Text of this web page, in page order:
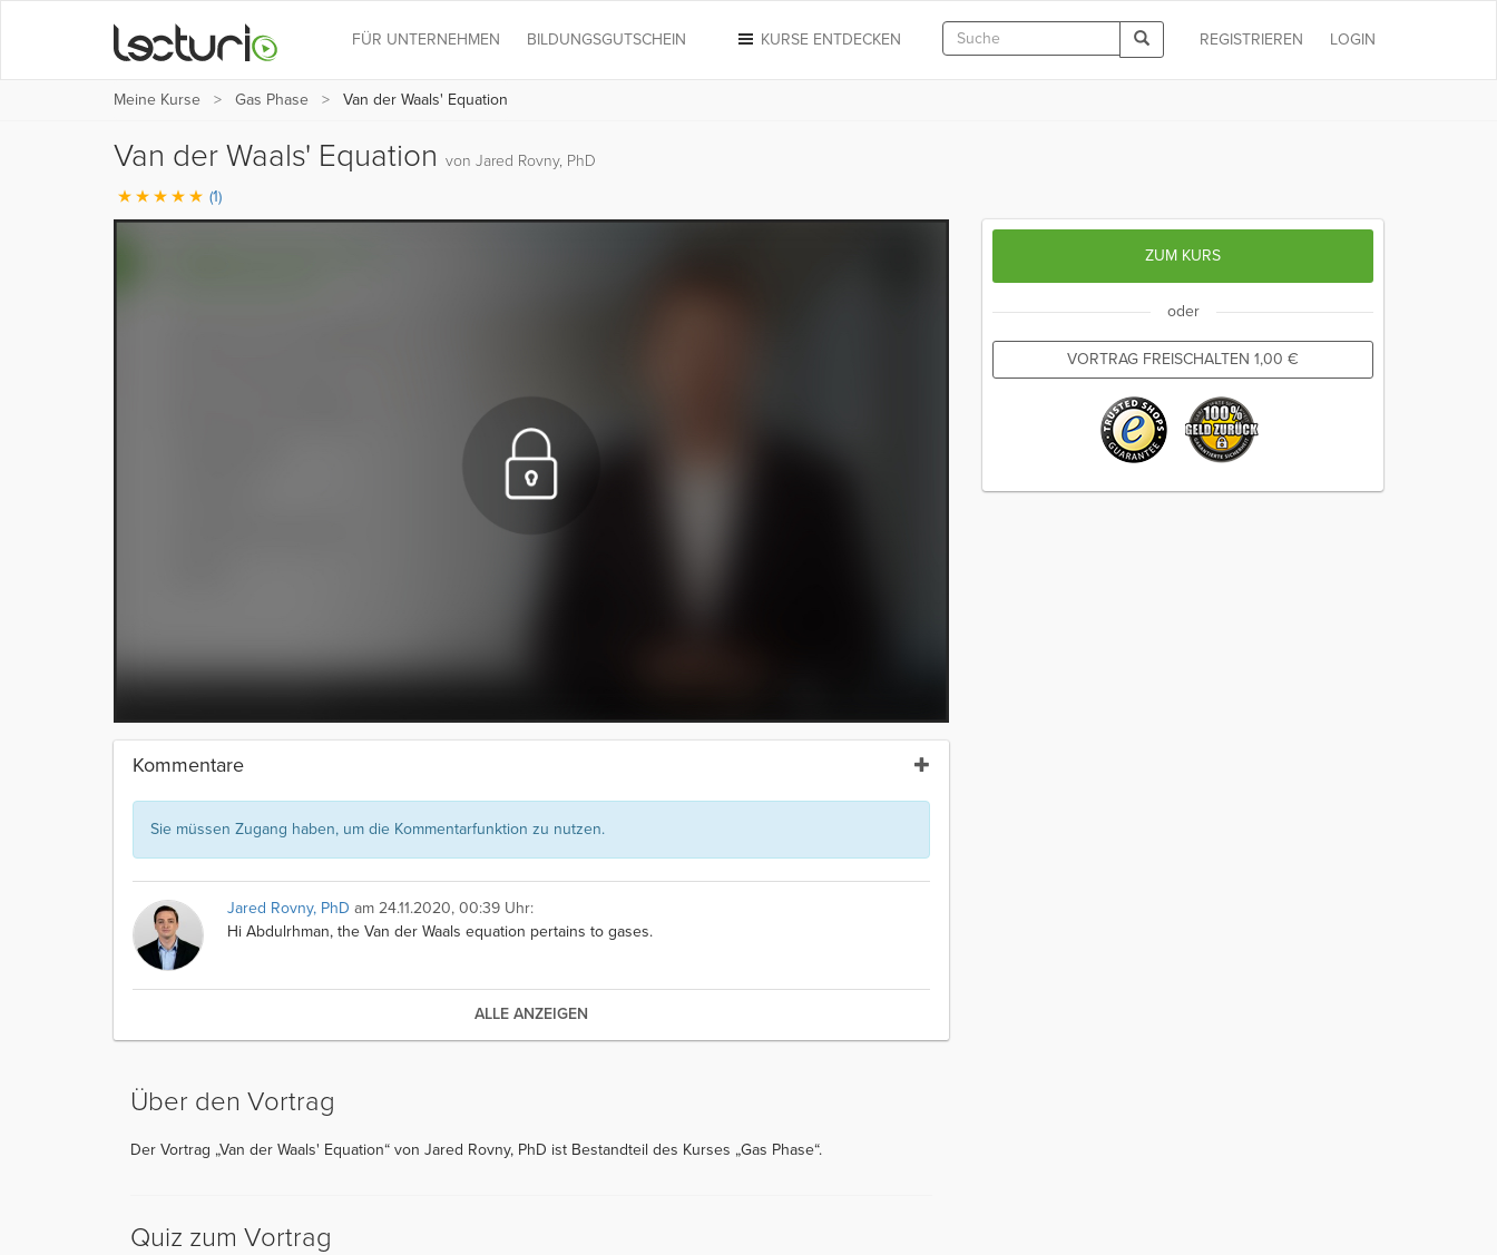
LOGIN
REGISTRIEREN
KURSE ENTDECKEN
FÜR UNTERNEHMEN BILDUNGSGUTSCHEIN
Meine Kurse Gas Phase Van der Waals' Equation
Van der Waals' Equation von Jared Rovny, PhD
(1)
Kommentare
Sie müssen Zugang haben, um die Kommentarfunktion zu nutzen.
Jared Rovny, PhD am 24.11.2020, 00:39 Uhr:
Hi Abdulrhman, the Van der Waals equation pertains to gases.
ALLE ANZEIGEN
Über den Vortrag
Der Vortrag „Van der Waals' Equation“ von Jared Rovny, PhD ist Bestandteil des Kurses „Gas Phase“.
Quiz zum Vortrag
ZUM KURS
oder
VORTRAG FREISCHALTEN 1,00 €